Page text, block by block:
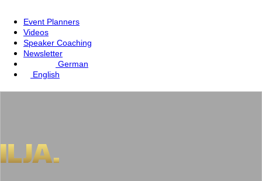
Event Planners
Videos
Speaker Coaching
Newsletter
German
English